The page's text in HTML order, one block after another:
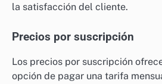
la satisfacción del cliente.
Precios por suscripción
Los precios por suscripción
opción de pagar una tarifa